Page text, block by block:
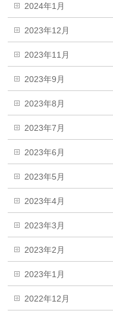
2024年1月
2023年12月
2023年11月
2023年9月
2023年8月
2023年7月
2023年6月
2023年5月
2023年4月
2023年3月
2023年2月
2023年1月
2022年12月